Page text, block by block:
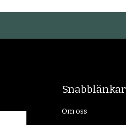
Snabblänkar
Om oss